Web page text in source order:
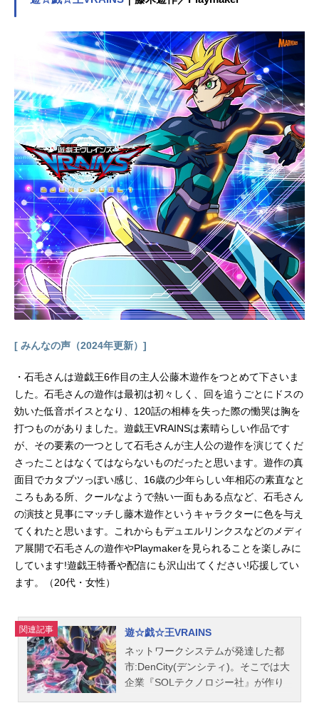
[ みんなの声（2024年更新）]
・石毛さんは遊戯王6作目の主人公藤木遊作をつとめて下さいま
した。石毛さんの遊作は最初は初々しく、回を追うごとにドスの
効いた低音ボイスとなり、120話の相棒を失った際の慟哭は胸を
打つものがありました。遊戯王VRAINSは素晴らしい作品です
が、その要素の一つとして石毛さんが主人公の遊作を演じてくだ
さったことはなくてはならないものだったと思います。遊作の真
面目でカタブツっぽい感じ、16歳の少年らしい年相応の素直なと
ころもある所、クールなようで熱い一面もある点など、石毛さん
の演技と見事にマッチし藤木遊作というキャラクターに色を与え
てくれたと思います。これからもデュエルリンクスなどのメディ
ア展開で石毛さんの遊作やPlaymakerを見られることを楽しみに
しています!遊戯王特番や配信にも沢山出てください!応援してい
ます。（20代・女性）
関連記事
遊☆戯☆王VRAINS
ネットワークシステムが発達した都
市:DenCity(デンシティ)。そこでは大
企業『SOLテクノロジー社』が作り